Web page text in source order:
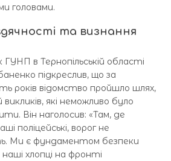
головами.
та визнання
ГУНП в Тернопільській області
підкреслив, що за
років відомство пройшло шлях,
викликів, які неможливо було
Він наголосив: «Там, де
поліцейські, ворог не
Ми є фундаментом безпеки
наші хлопці на фронті